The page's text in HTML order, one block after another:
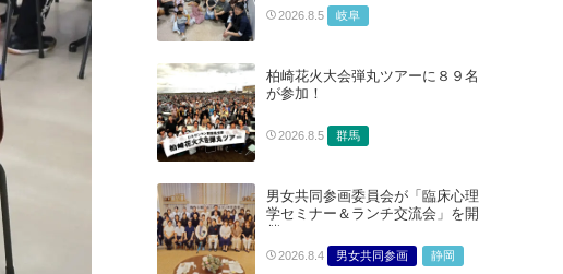
医療・介護・福祉部会
2026.8.5 岐阜
柏崎花火大会弾丸ツアーに８９名
が参加！
2026.8.5 群馬
男女共同参画委員会が「臨床心理
学セミナー＆ランチ交流会」を開
催
2026.8.4 男女共同参画 静岡